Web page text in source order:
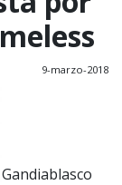
9-marzo-2018
Gandiablasco